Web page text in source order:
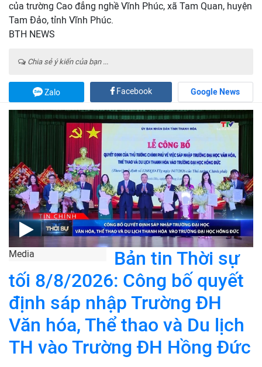
của trường Cao đẳng nghề Vĩnh Phúc, xã Tam Quan, huyện
Tam Đảo, tỉnh Vĩnh Phúc.
BTH NEWS
Chia sẻ ý kiến của bạn ...
Zalo Facebook Google News
Media
Bản tin Thời sự
tối 8/8/2026: Công bố quyết
định sáp nhập Trường ĐH
Văn hóa, Thể thao và Du lịch
TH vào Trường ĐH Hồng Đức